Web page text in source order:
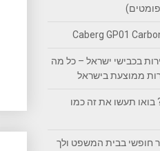
בכבישי ישראל – כל מה
ממוצעת בישראל
בואו תעשו את זה כמו
חופשי בבית המשפט ולך